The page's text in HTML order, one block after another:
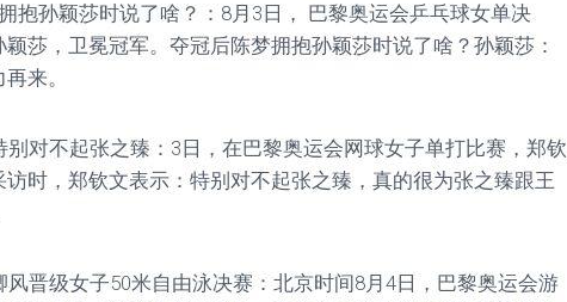
抱孙颖莎时说了啥？：8月3日， 巴黎奥运会乒乓球女单决
莎，卫冕冠军。夺冠后陈梦拥抱孙颖莎时说了啥？孙颖莎：
来。
别对不起张之臻：3日，在巴黎奥运会网球女子单打比赛，郑钦
时，郑钦文表示：特别对不起张之臻，真的很为张之臻跟王
风晋级女子50米自由泳决赛：北京时间8月4日，巴黎奥运会游